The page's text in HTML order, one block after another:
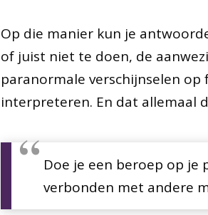
Op die manier kun je
of juist niet te doen, de
paranormale verschijnselen
interpreteren. En dat allemaal
Doe je een beroep op je
verbonden met andere